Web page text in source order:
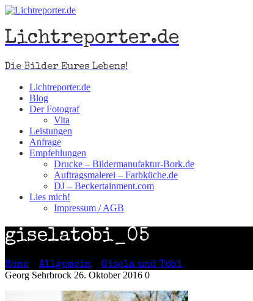
Lichtreporter.de
Die Bilder Eures Lebens!
Lichtreporter.de
Blog
Der Fotograf
Vita
Leistungen
Anfrage
Empfehlungen
Drucke – Bildermanufaktur-Bork.de
Auftragsmalerei – Farbküche.de
DJ – Beckertainment.com
Lies mich!
Impressum / AGB
giselatobi_05
Home Allgemein Gisela und Tobi>
Georg Sehrbrock 26. Oktober 2016 0